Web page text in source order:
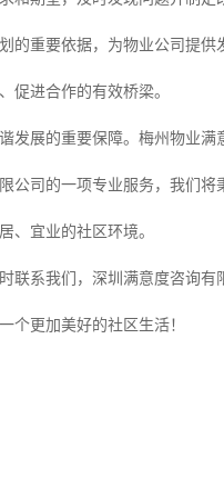
的重要依据，为物业公司提
促进合作的有效桥梁。
发展的重要保障。梅州物业
公司的一项专业服务，我们
、宜业的社区环境。
联系我们，深圳满意度咨询
个更加美好的社区生活！